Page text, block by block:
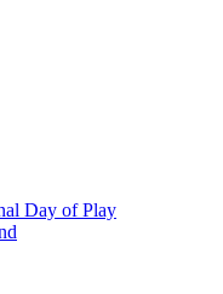
Day of Play